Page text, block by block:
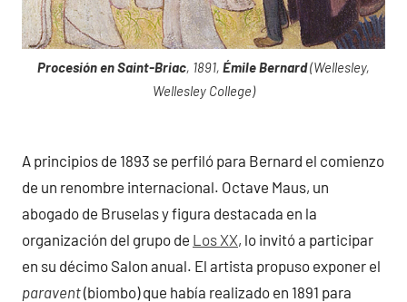
Procesión en Saint-Briac, 1891, Émile Bernard(Wellesley,
Wellesley College)
A principios de 1893 se perfiló para Bernard el comienzo
de un renombre internacional. Octave Maus, un
abogado de Bruselas y figura destacada en la
organización del grupo de Los XX, lo invitó a participar
en su décimo Salon anual. El artista propuso exponer el
paravent(biombo) que había realizado en 1891 para